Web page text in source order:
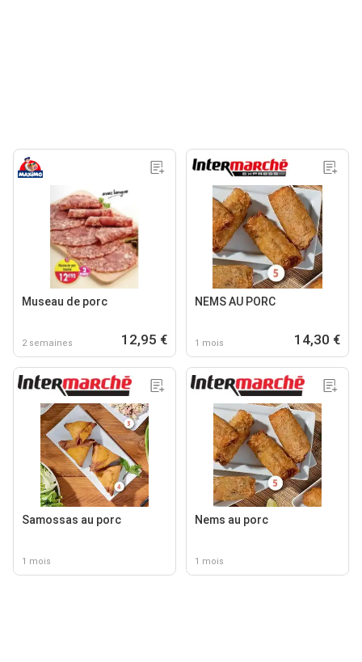
Museau de porc
2 semaines 12,95 €
NEMS AU PORC
1 mois 14,30 €
Samossas au porc
1 mois
Nems au porc
1 mois